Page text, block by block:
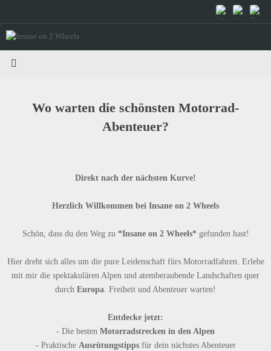
springen
Wo warten die schönsten Motorrad-
Abenteuer?
Direkt nach der nächsten Kurve!
Herzlich Willkommen bei Insane on 2 Wheels
Schön, dass du den Weg zu *Insane on 2 Wheels* gefunden hast!
Hier dreht sich alles um die pure Leidenschaft fürs Motorradfahren. Erlebe
mit mir die spektakulären Alpen und atemberaubende Landschaften quer
durch Europa. Freiheit und Abenteuer warten!
Entdecke jetzt:
- Die besten Motorradstrecken in den Alpen
- Praktische Ausrütungstippsfür dein nächstes Abenteuer